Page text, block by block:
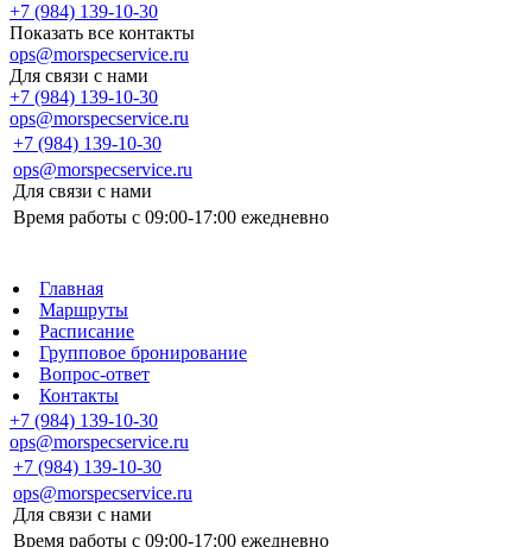
+7 (984) 139-10-30
Показать все контакты
ops@morspecservice.ru
Для связи с нами
+7 (984) 139-10-30
ops@morspecservice.ru
+7 (984) 139-10-30
ops@morspecservice.ru
Для связи с нами
Время работы с 09:00-17:00 ежедневно
Главная
Маршруты
Расписание
Групповое бронирование
Вопрос-ответ
Контакты
+7 (984) 139-10-30
ops@morspecservice.ru
+7 (984) 139-10-30
ops@morspecservice.ru
Для связи с нами
Время работы с 09:00-17:00 ежедневно